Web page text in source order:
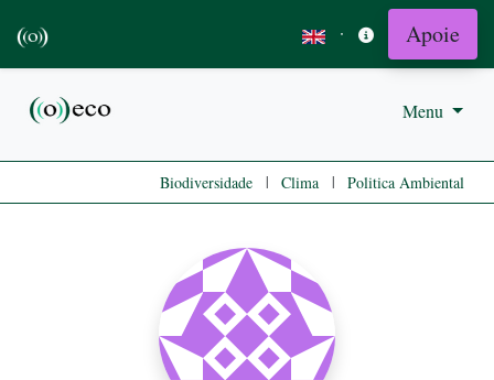
· Apoie
Menu
Biodiversidade | Clima | Politica Ambiental